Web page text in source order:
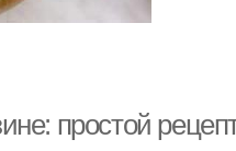
простой